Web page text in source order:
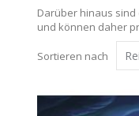
Darüber hinaus
und können daher
Sortieren nach